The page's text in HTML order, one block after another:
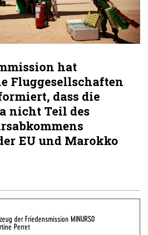
hat
Fluggesellschaften
dass die
nicht Teil des
EU und Marokko
der Friedensmission MINURSO
Perret